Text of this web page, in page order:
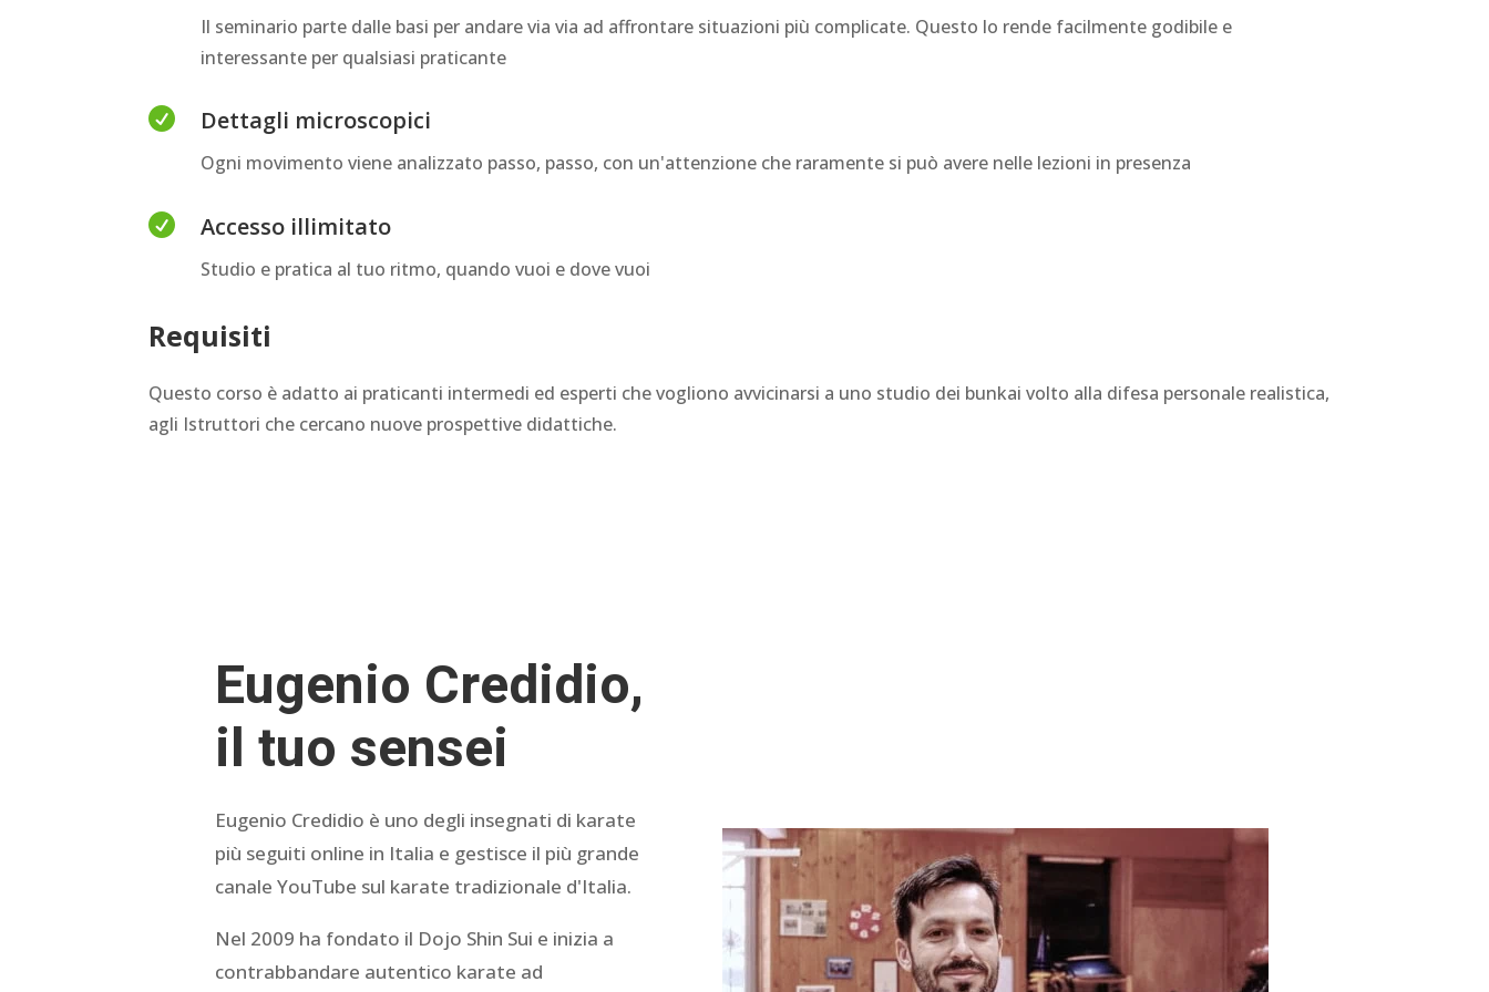
Il seminario parte dalle basi per andare via via ad affrontare situazioni più complicate. Questo lo rende facilmente godibile e
interessante per qualsiasi praticante
 Dettagli microscopici
Ogni movimento viene analizzato passo, passo, con un'attenzione che raramente si può avere nelle lezioni in presenza
 Accesso illimitato
Studio e pratica al tuo ritmo, quando vuoi e dove vuoi
Requisiti
Questo corso è adatto ai praticanti intermedi ed esperti che vogliono avvicinarsi a uno studio dei bunkai volto alla difesa personale realistica,
agli Istruttori che cercano nuove prospettive didattiche.
Eugenio Credidio,
il tuo sensei
Eugenio Credidio è uno degli insegnati di karate
più seguiti online in Italia e gestisce il più grande
canale YouTube sul karate tradizionale d'Italia.
Nel 2009 ha fondato il Dojo Shin Sui e inizia a
contrabbandare autentico karate ad